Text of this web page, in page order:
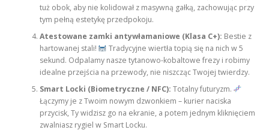
tuż obok, aby nie kolidował z masywną gałką, zachowując przy
tym pełną estetykę przedpokoju.
Atestowane zamki antywłamaniowe (Klasa C+): Bestie z
hartowanej stali!
Tradycyjne wiertła topią się na nich w 5
sekund. Odpalamy nasze tytanowo-kobaltowe frezy i robimy
idealne przejścia na przewody, nie niszcząc Twojej twierdzy.
Smart Locki (Biometryczne / NFC): Totalny futuryzm.
Łączymy je z Twoim nowym dzwonkiem – kurier naciska
przycisk, Ty widzisz go na ekranie, a potem jednym kliknięciem
zwalniasz rygiel w Smart Locku.